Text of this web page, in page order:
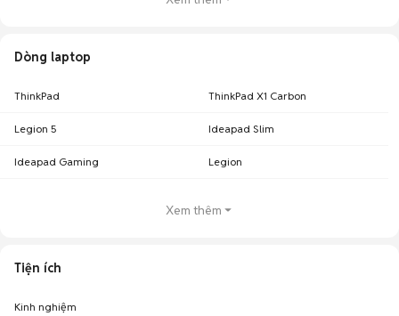
Dòng laptop
ThinkPad ThinkPad X1 Carbon
Legion 5 Ideapad Slim
Ideapad Gaming Legion
Xem thêm
Tiện ích
Kinh nghiệm